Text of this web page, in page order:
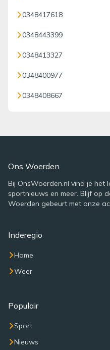
0348417618
0348443399
0348413327
0348400977
0348408667
Ons Woerden
Bij OnsWoerden.nl vind je het
sportnieuws en meer. Blijf op
Woerden gebeurt met onze
Inderegio
Home
Weer
Populair
Sport
Nieuws